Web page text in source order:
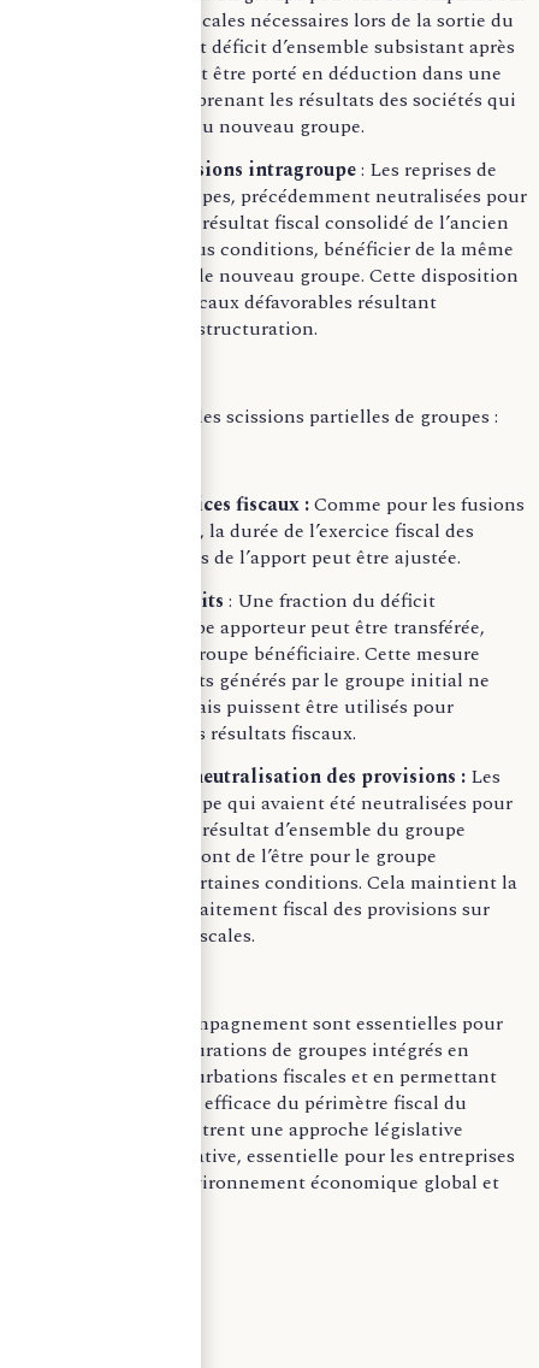
les réintégrations fiscales nécessaires lors de la sortie du
groupe. De plus, tout déficit d’ensemble subsistant après
ces imputations peut être porté en déduction dans une
assiette élargie comprenant les résultats des sociétés qui
demeurent au sein du nouveau groupe.
– Gestion des provisions intragroupe: Les reprises de
provisions intragroupes, précédemment neutralisées pour
la détermination du résultat fiscal consolidé de l’ancien
groupe, peuvent, sous conditions, bénéficier de la même
neutralisation dans le nouveau groupe. Cette disposition
évite des impacts fiscaux défavorables résultant
directement de la restructuration.
En ce qui concerne les scissions partielles de groupes :
– Gestion des exercices fiscaux :Comme pour les fusions
et prises de contrôle, la durée de l’exercice fiscal des
sociétés bénéficiaires de l’apport peut être ajustée.
– Transfert de déficits : Une fraction du déficit
d’ensemble du groupe apporteur peut être transférée,
sous agrément, au groupe bénéficiaire. Cette mesure
assure que les déficits générés par le groupe initial ne
soient pas perdus mais puissent être utilisés pour
compenser les futurs résultats fiscaux.
– Continuité de la neutralisation des provisions : Les
provisions intragroupe qui avaient été neutralisées pour
la détermination du résultat d’ensemble du groupe
apporteur continueront de l’être pour le groupe
bénéficiaire, sous certaines conditions. Cela maintient la
cohérence dans le traitement fiscal des provisions sur
plusieurs périodes fiscales.
Ces mesures d’accompagnement sont essentielles pour
faciliter les restructurations de groupes intégrés en
minimisant les perturbations fiscales et en permettant
une reconfiguration efficace du périmètre fiscal du
groupe. Elles démontrent une approche législative
prévoyante et adaptative, essentielle pour les entreprises
opérant dans un environnement économique global et